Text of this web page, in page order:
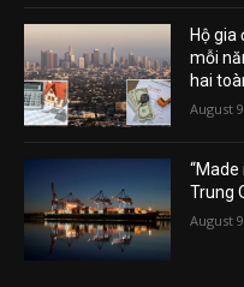
Hộ gia
mỗi
hai
August
Trung
August